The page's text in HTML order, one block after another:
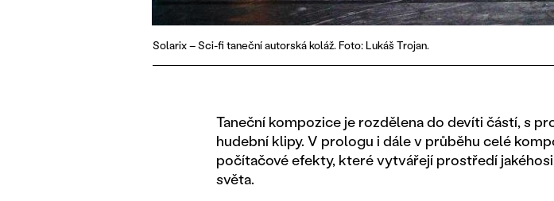
Solarix – Sci-fi taneční autorská koláž. Foto: Lukáš Trojan.
Taneční kompozice je rozdělena do devíti částí, s
hudební klipy. V prologu i dále v průběhu celé
počítačové efekty, které vytvářejí prostředí
světa.